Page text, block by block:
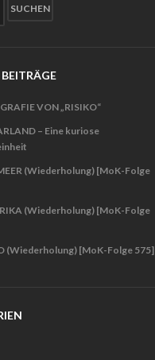
VON „RISIKO“
– Eine kuriose
(Wiederholung) [MoK-Folge
(Wiederholung) [MoK-Folge
(Wiederholung) [MoK-Folge 575]